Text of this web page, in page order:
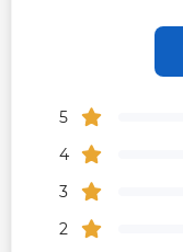
5
4
3
2